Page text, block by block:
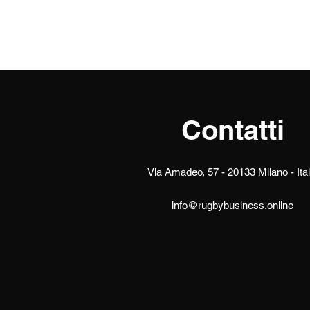
Contatti
Via Amadeo, 57 - 20133 Milano -
info@rugbybusiness.online